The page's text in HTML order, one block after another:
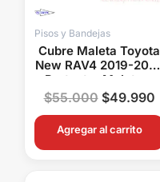
Pisos y Bandejas
Cubre Maleta Toyota
New RAV4 2019-2025
Protector Maletero
OEM Antideslizante
$55.000 $49.990
Agregar al carrito